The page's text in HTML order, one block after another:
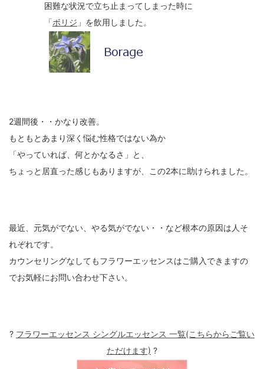
困難な状況で立ち止まってしまった時に
「ボリジ 」を飲用しました。
2週間後・・かなり改善。
もともとあまり深く悩む性格ではない為か
「やっていれば、何とかなるさ」と、
ちょっと居直った感じもありますが、この2本に助けられました。
最近、元気がでない、やる気がでない・・など根本の原因は人そ
れぞれです。
カウンセリングなしてもフラワーエッセンスはご購入できますの
でお気軽にお問い合わせ下さい。
? フラワーエッセンス シングルエッセンス 一覧(こちらからご覧い
ただけます) ?